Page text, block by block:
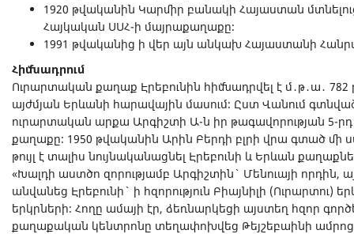
1920 թվականին Կարմիր բանակի Հայաստան
Հայկական ՍՍՀ-ի մայրաքաղաքը։
1991 թվականից ի վեր այն անկախ Հայաստանի
Հիմնադրում
Ուրարտական քաղաք Էրեբունին հիմնադրվել է մ․թ․ա․
այժմյան Երևանի հարավային մասում։ Ըստ Վանում
ուրարտական արքա Արգիշտի Ա-ն իր թագավորության 5-րդ
քաղաքը։ 1950 թվականին Արին Բերդի բլրի վրա գտած մի
թույլ է տալիս նույնականացնել Էրեբունի և Երևան
«Խալդի աստծո զորությամբ Արգիշտին` Մենուայի որդին,
անվանեց Էրեբունի` ի հզորություն Բիայնիլի (Ուրարտու)
երկրների։ Հողը ամայի էր, ձեռնարկեցի այստեղ հզոր
քաղաքական կենտրոնը տեղափոխվեց Թեյշեբաինի ամրոց,